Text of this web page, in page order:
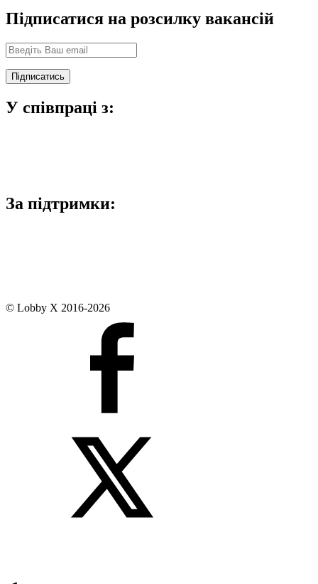
Підписатися на розсилку вакансій
У співпраці з:
За підтримки:
© Lobby X 2016-2026